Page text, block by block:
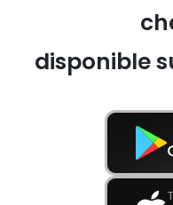
disponible